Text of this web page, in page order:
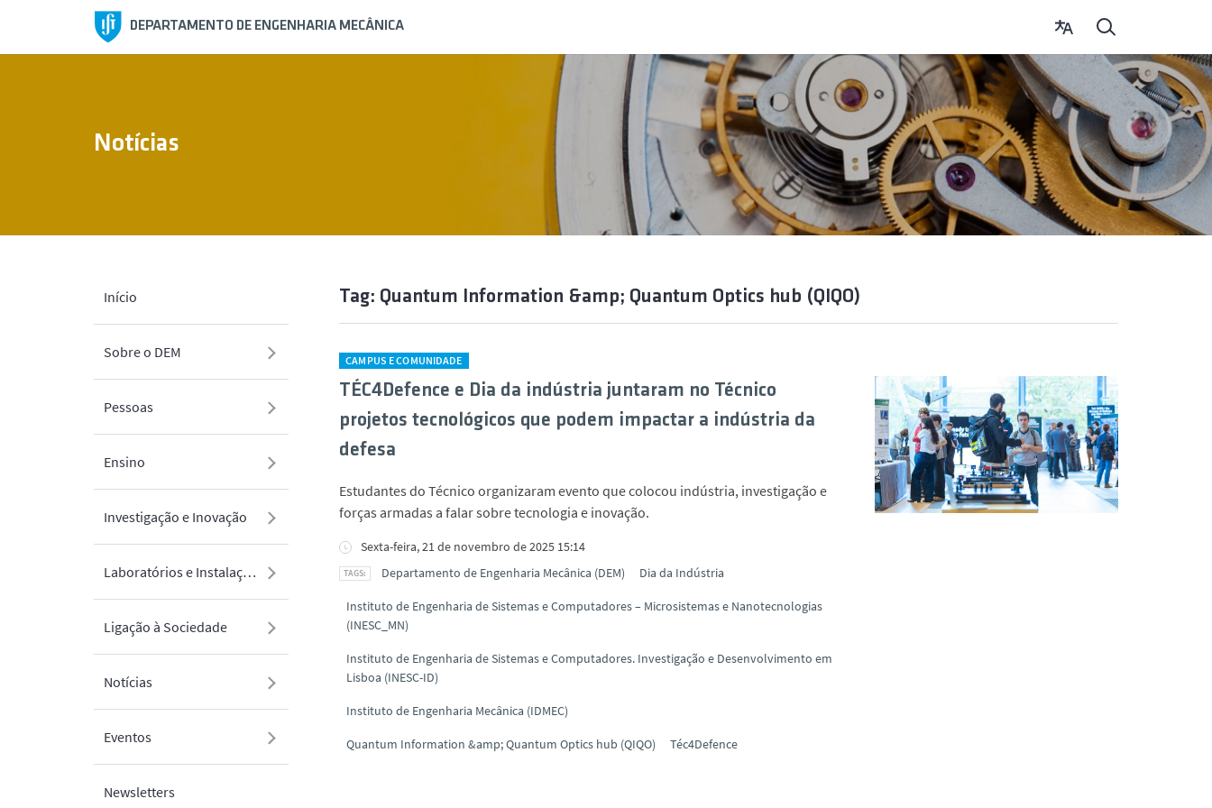
DEPARTAMENTO DE ENGENHARIA MECÂNICA
Início
Sobre o DEM
Pessoas
Ensino
Investigação e Inovação
Laboratórios e Instalações
Ligação à Sociedade
Notícias
Eventos
Newsletters
Notícias
Tag: Quantum Information &amp; Quantum Optics hub (QIQO)
CAMPUS E COMUNIDADE
TÉC4Defence e Dia da indústria juntaram no Técnico
projetos tecnológicos que podem impactar a indústria da
defesa
Sexta-feira, 21 de novembro de 2025 15:14
Departamento de Engenharia Mecânica (DEM)
Dia da Indústria
Instituto de Engenharia de Sistemas e Computadores – Microsistemas e Nanotecnologias
(INESC_MN)
Instituto de Engenharia de Sistemas e Computadores. Investigação e Desenvolvimento em
Lisboa (INESC-ID)
Instituto de Engenharia Mecânica (IDMEC)
Quantum Information &amp; Quantum Optics hub (QIQO) Téc4Defence
Estudantes do Técnico organizaram evento que colocou indústria, investigação e
forças armadas a falar sobre tecnologia e inovação.